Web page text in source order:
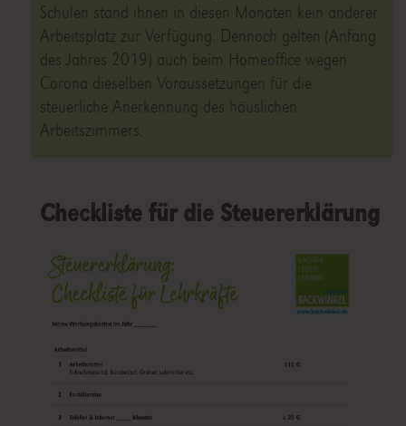
Schulen stand ihnen in diesen Monaten kein anderer
Arbeitsplatz zur Verfügung. Dennoch gelten (Anfang
des Jahres 2019) auch beim Homeoffice wegen
Corona dieselben Voraussetzungen für die
steuerliche Anerkennung des häuslichen
Arbeitszimmers.
Checkliste für die Steuererklärung